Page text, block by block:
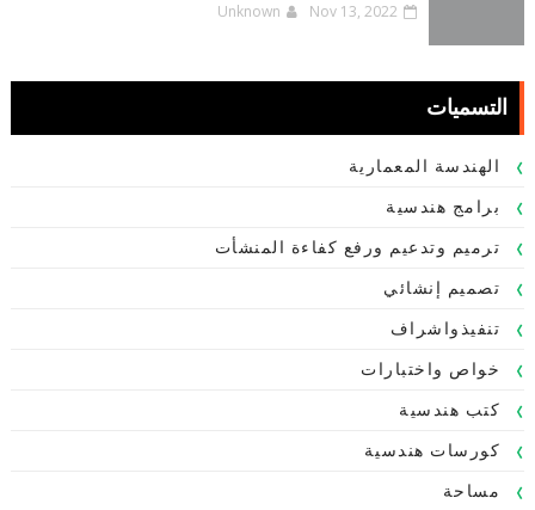
Unknown Nov 13, 2022
التسميات
الهندسة المعمارية
برامج هندسية
ترميم وتدعيم ورفع كفاءة المنشأت
تصميم إنشائي
تنفيذواشراف
خواص واختبارات
كتب هندسية
كورسات هندسية
مساحة